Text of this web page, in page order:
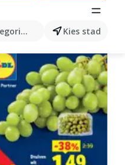
producten...
Kies stad